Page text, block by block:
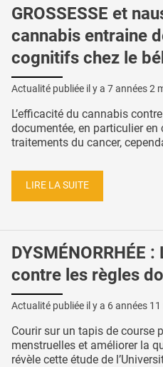
GROSSESSE et
cannabis entraine
cognitifs chez le
Actualité publiée il y a 7 années 2
L’efficacité du cannabis
documentée, en particulier en
traitements du cancer,
LIRE LA SUITE
DYSMÉNORRHÉE
contre les règles
Actualité publiée il y a 6 années
Courir sur un tapis de course
menstruelles et améliorer la
révèle cette étude de